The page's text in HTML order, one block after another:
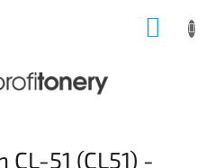
51 (CL51) -